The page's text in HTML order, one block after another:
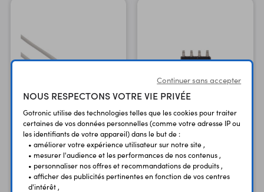
Cordon 75 cm RS617
USB A - micro-USB B
M/M
2,10 € TTC
Module 8 MB PSRAM
CMS
pour Teensy 4.1
Continuer sans accepter
NOUS RESPECTONS VOTRE VIE PRIVÉE
Gotronic utilise des technologies telles que les cookies pour traiter
certaines de vos données personnelles (comme votre adresse IP ou
les identifiants de votre appareil) dans le but de :
• améliorer votre expérience utilisateur sur notre site ,
• mesurer l'audience et les performances de nos contenus ,
• personnaliser nos offres et recommandations de produits ,
• afficher des publicités pertinentes en fonction de vos centres
d'intérêt ,